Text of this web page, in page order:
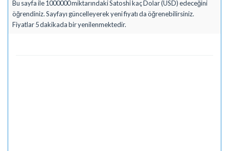
Bu sayfa ile 1000000 miktarındaki Satoshi kaç Dolar (USD) edeceğini
öğrendiniz. Sayfayı güncelleyerek yeni fiyatı da öğrenebilirsiniz.
Fiyatlar 5 dakikada bir yenilenmektedir.